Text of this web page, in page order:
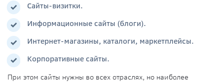
Сайты-визитки.
Информационные сайты (блоги).
Интернет-магазины, каталоги, маркетплейсы.
Корпоративные сайты.
При этом сайты нужны во всех отраслях, но наиболее